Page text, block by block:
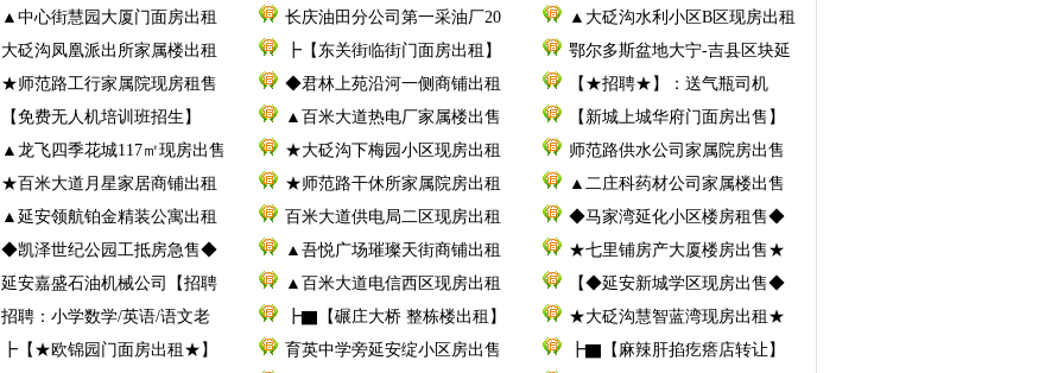
▲中心街慧园大厦门面房出租 长庆油田分公司第一采油厂20
▲大砭沟水利小区B区现房出租
大砭沟凤凰派出所家属楼出租 ┣【东关街临街门面房出租】
鄂尔多斯盆地大宁-吉县区块延
★师范路工行家属院现房租售 ◆君林上苑沿河一侧商铺出租
【★招聘★】：送气瓶司机
【免费无人机培训班招生】 ▲百米大道热电厂家属楼出售
【新城上城华府门面房出售】
▲龙飞四季花城117㎡现房出售 ★大砭沟下梅园小区现房出租
师范路供水公司家属院房出售
★百米大道月星家居商铺出租 ★师范路干休所家属院房出租
▲二庄科药材公司家属楼出售
▲延安领航铂金精装公寓出租 百米大道供电局二区现房出租
◆马家湾延化小区楼房租售◆
◆凯泽世纪公园工抵房急售◆ ▲吾悦广场璀璨天街商铺出租
★七里铺房产大厦楼房出售★
延安嘉盛石油机械公司【招聘 ▲百米大道电信西区现房出租
【◆延安新城学区现房出售◆
招聘：小学数学/英语/语文老 ┣▇【碾庄大桥 整栋楼出租】
★大砭沟慧智蓝湾现房出租★
┣【★欧锦园门面房出租★】 育英中学旁延安绽小区房出售
┣▇【麻辣肝掐疙瘩店转让】